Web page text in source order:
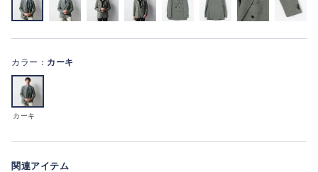
カラー： カーキ
カーキ
関連アイテム